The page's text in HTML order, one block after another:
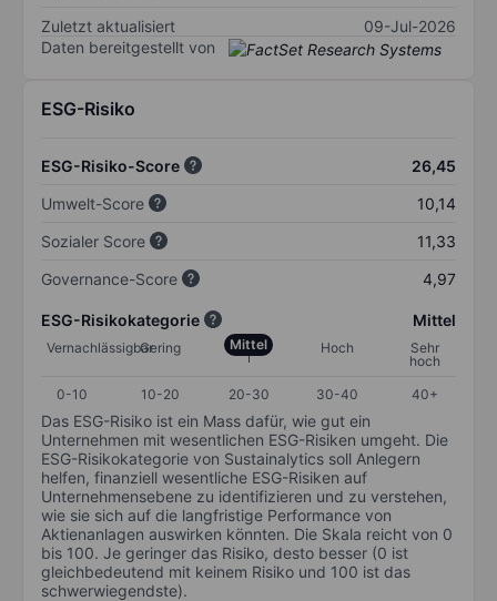
Zuletzt aktualisiert
09-Jul-2026
Daten bereitgestellt von
ESG-Risiko
ESG-Risiko-Score
26,45
Umwelt-Score
10,14
Sozialer Score
11,33
Governance-Score
4,97
ESG-Risikokategorie Mittel
VernachlässigbarGering Mittel Hoch
Sehr
hoch
0-10
10-20 20-30 30-40 40+
Das ESG-Risiko ist ein Mass dafür, wie gut ein
Unternehmen mit wesentlichen ESG-Risiken umgeht. Die
ESG-Risikokategorie von Sustainalytics soll Anlegern
helfen, finanziell wesentliche ESG-Risiken auf
Unternehmensebene zu identifizieren und zu verstehen,
wie sie sich auf die langfristige Performance von
Aktienanlagen auswirken könnten. Die Skala reicht von 0
bis 100. Je geringer das Risiko, desto besser (0 ist
gleichbedeutend mit keinem Risiko und 100 ist das
schwerwiegendste).